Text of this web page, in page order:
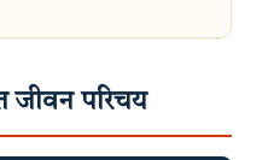
जीवन परिचय